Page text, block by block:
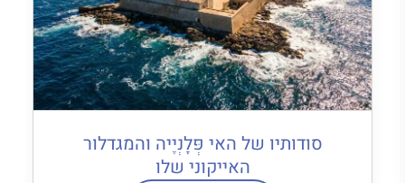
סודותיו של האי פְּלָנְיֶיה והמגדלור
האייקוני שלו